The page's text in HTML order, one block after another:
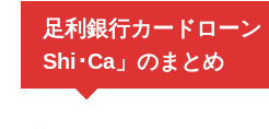
足利銀行カードロー
Shi･Ca」のまとめ